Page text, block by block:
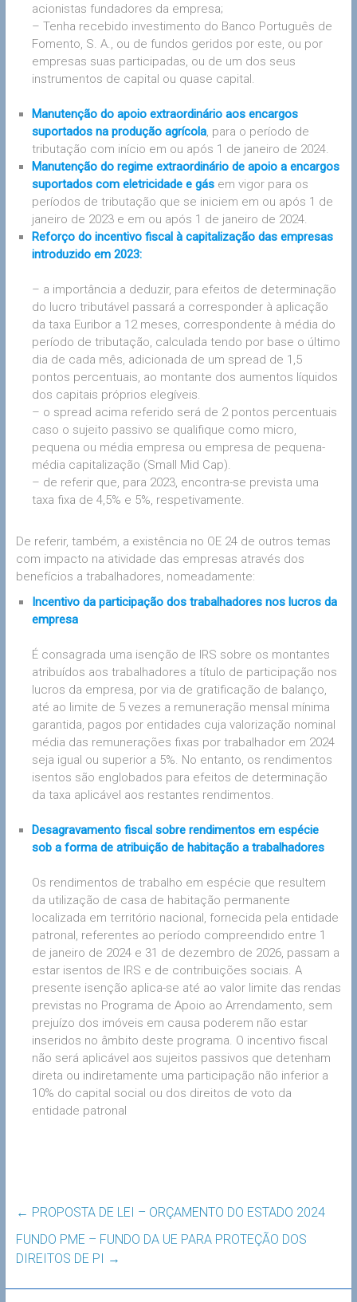
acionistas fundadores da empresa;
– Tenha recebido investimento do Banco Português de
Fomento, S. A., ou de fundos geridos por este, ou por
empresas suas participadas, ou de um dos seus
instrumentos de capital ou quase capital.
Manutenção do apoio extraordinário aos encargos
suportados na produção agrícola, para o período de
tributação com início em ou após 1 de janeiro de 2024.
Manutenção do regime extraordinário de apoio a encargos
suportados com eletricidade e gásem vigor para os
períodos de tributação que se iniciem em ou após 1 de
janeiro de 2023 e em ou após 1 de janeiro de 2024.
Reforço do incentivo fiscal à capitalização das empresas
introduzido em 2023:
– a importância a deduzir, para efeitos de determinação
do lucro tributável passará a corresponder à aplicação
da taxa Euribor a 12 meses, correspondente à média do
período de tributação, calculada tendo por base o último
dia de cada mês, adicionada de um spread de 1,5
pontos percentuais, ao montante dos aumentos líquidos
dos capitais próprios elegíveis.
– o spread acima referido será de 2 pontos percentuais
caso o sujeito passivo se qualifique como micro,
pequena ou média empresa ou empresa de pequena-
média capitalização (Small Mid Cap).
– de referir que, para 2023, encontra-se prevista uma
taxa fixa de 4,5% e 5%, respetivamente.
De referir, também, a existência no OE 24 de outros temas
com impacto na atividade das empresas através dos
benefícios a trabalhadores, nomeadamente:
Incentivo da participação dos trabalhadores nos lucros da
empresa
É consagrada uma isenção de IRS sobre os montantes
atribuídos aos trabalhadores a título de participação nos
lucros da empresa, por via de gratificação de balanço,
até ao limite de 5 vezes a remuneração mensal mínima
garantida, pagos por entidades cuja valorização nominal
média das remunerações fixas por trabalhador em 2024
seja igual ou superior a 5%. No entanto, os rendimentos
isentos são englobados para efeitos de determinação
da taxa aplicável aos restantes rendimentos.
Desagravamento fiscal sobre rendimentos em espécie
sob a forma de atribuição de habitação a trabalhadores
Os rendimentos de trabalho em espécie que resultem
da utilização de casa de habitação permanente
localizada em território nacional, fornecida pela entidade
patronal, referentes ao período compreendido entre 1
de janeiro de 2024 e 31 de dezembro de 2026, passam a
estar isentos de IRS e de contribuições sociais. A
presente isenção aplica-se até ao valor limite das rendas
previstas no Programa de Apoio ao Arrendamento, sem
prejuízo dos imóveis em causa poderem não estar
inseridos no âmbito deste programa. O incentivo fiscal
não será aplicável aos sujeitos passivos que detenham
direta ou indiretamente uma participação não inferior a
10% do capital social ou dos direitos de voto da
entidade patronal
← PROPOSTA DE LEI – ORÇAMENTO DO ESTADO 2024
FUNDO PME – FUNDO DA UE PARA PROTEÇÃO DOS
DIREITOS DE PI →